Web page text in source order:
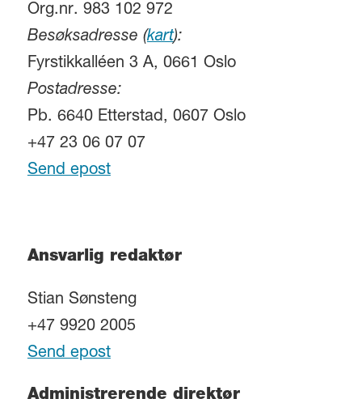
Org.nr. 983 102 972
Besøksadresse (kart):
Fyrstikkalléen 3 A, 0661 Oslo
Postadresse:
Pb. 6640 Etterstad, 0607 Oslo
+47 23 06 07 07
Send epost
Ansvarlig redaktør
Stian Sønsteng
+47 9920 2005
Send epost